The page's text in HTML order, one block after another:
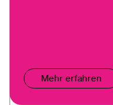
Mehr erfahren